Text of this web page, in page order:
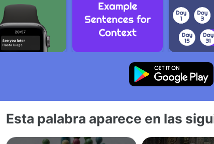
Esta palabra aparece en las